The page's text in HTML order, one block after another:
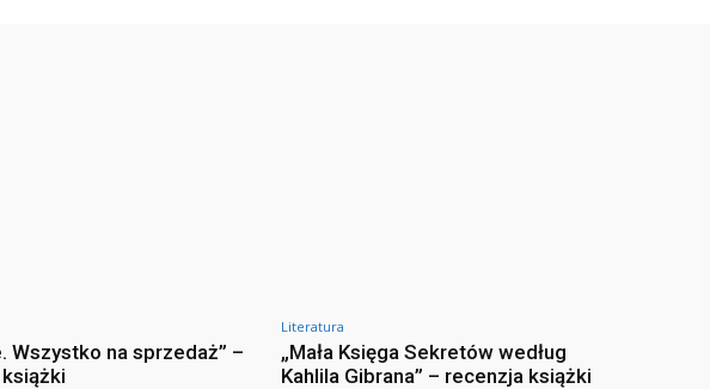
Wszystko na sprzedaż” –
Literatura
„Mała Księga Sekretów według
Kahlila Gibrana” – recenzja książki